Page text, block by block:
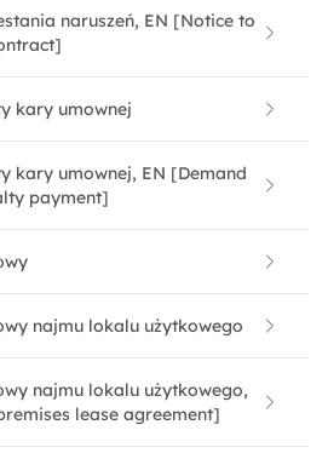
naruszeń, EN [Notice to
kary umownej
kary umownej, EN [Demand
payment]
najmu lokalu użytkowego
najmu lokalu użytkowego,
lease agreement]